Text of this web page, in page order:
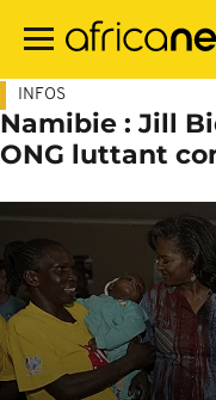
contenu
INFOS
Namibie : Jill
ONG luttant